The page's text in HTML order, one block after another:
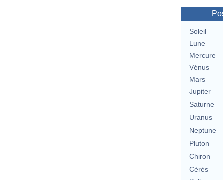
Soleil
Lune
Mercure
Vénus
Mars
Jupiter
Saturne
Uranus
Neptune
Pluton
Chiron
Cérès